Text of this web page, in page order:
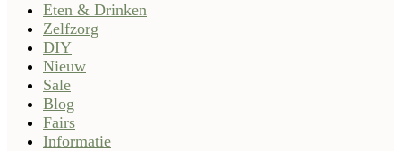
Eten & Drinken
Zelfzorg
DIY
Nieuw
Sale
Blog
Fairs
Informatie